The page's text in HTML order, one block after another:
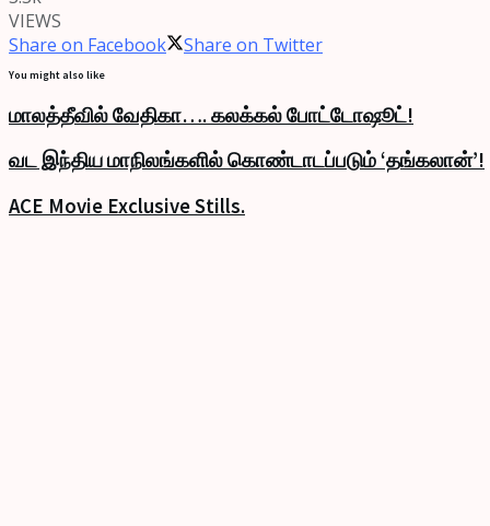
VIEWS
Share on Facebook
Share on Twitter
You might also like
மாலத்தீவில் வேதிகா…. கலக்கல் போட்டோஷூட்!
வட இந்திய மாநிலங்களில் கொண்டாடப்படும் ‘தங்கலான்’!
ACE Movie Exclusive Stills.